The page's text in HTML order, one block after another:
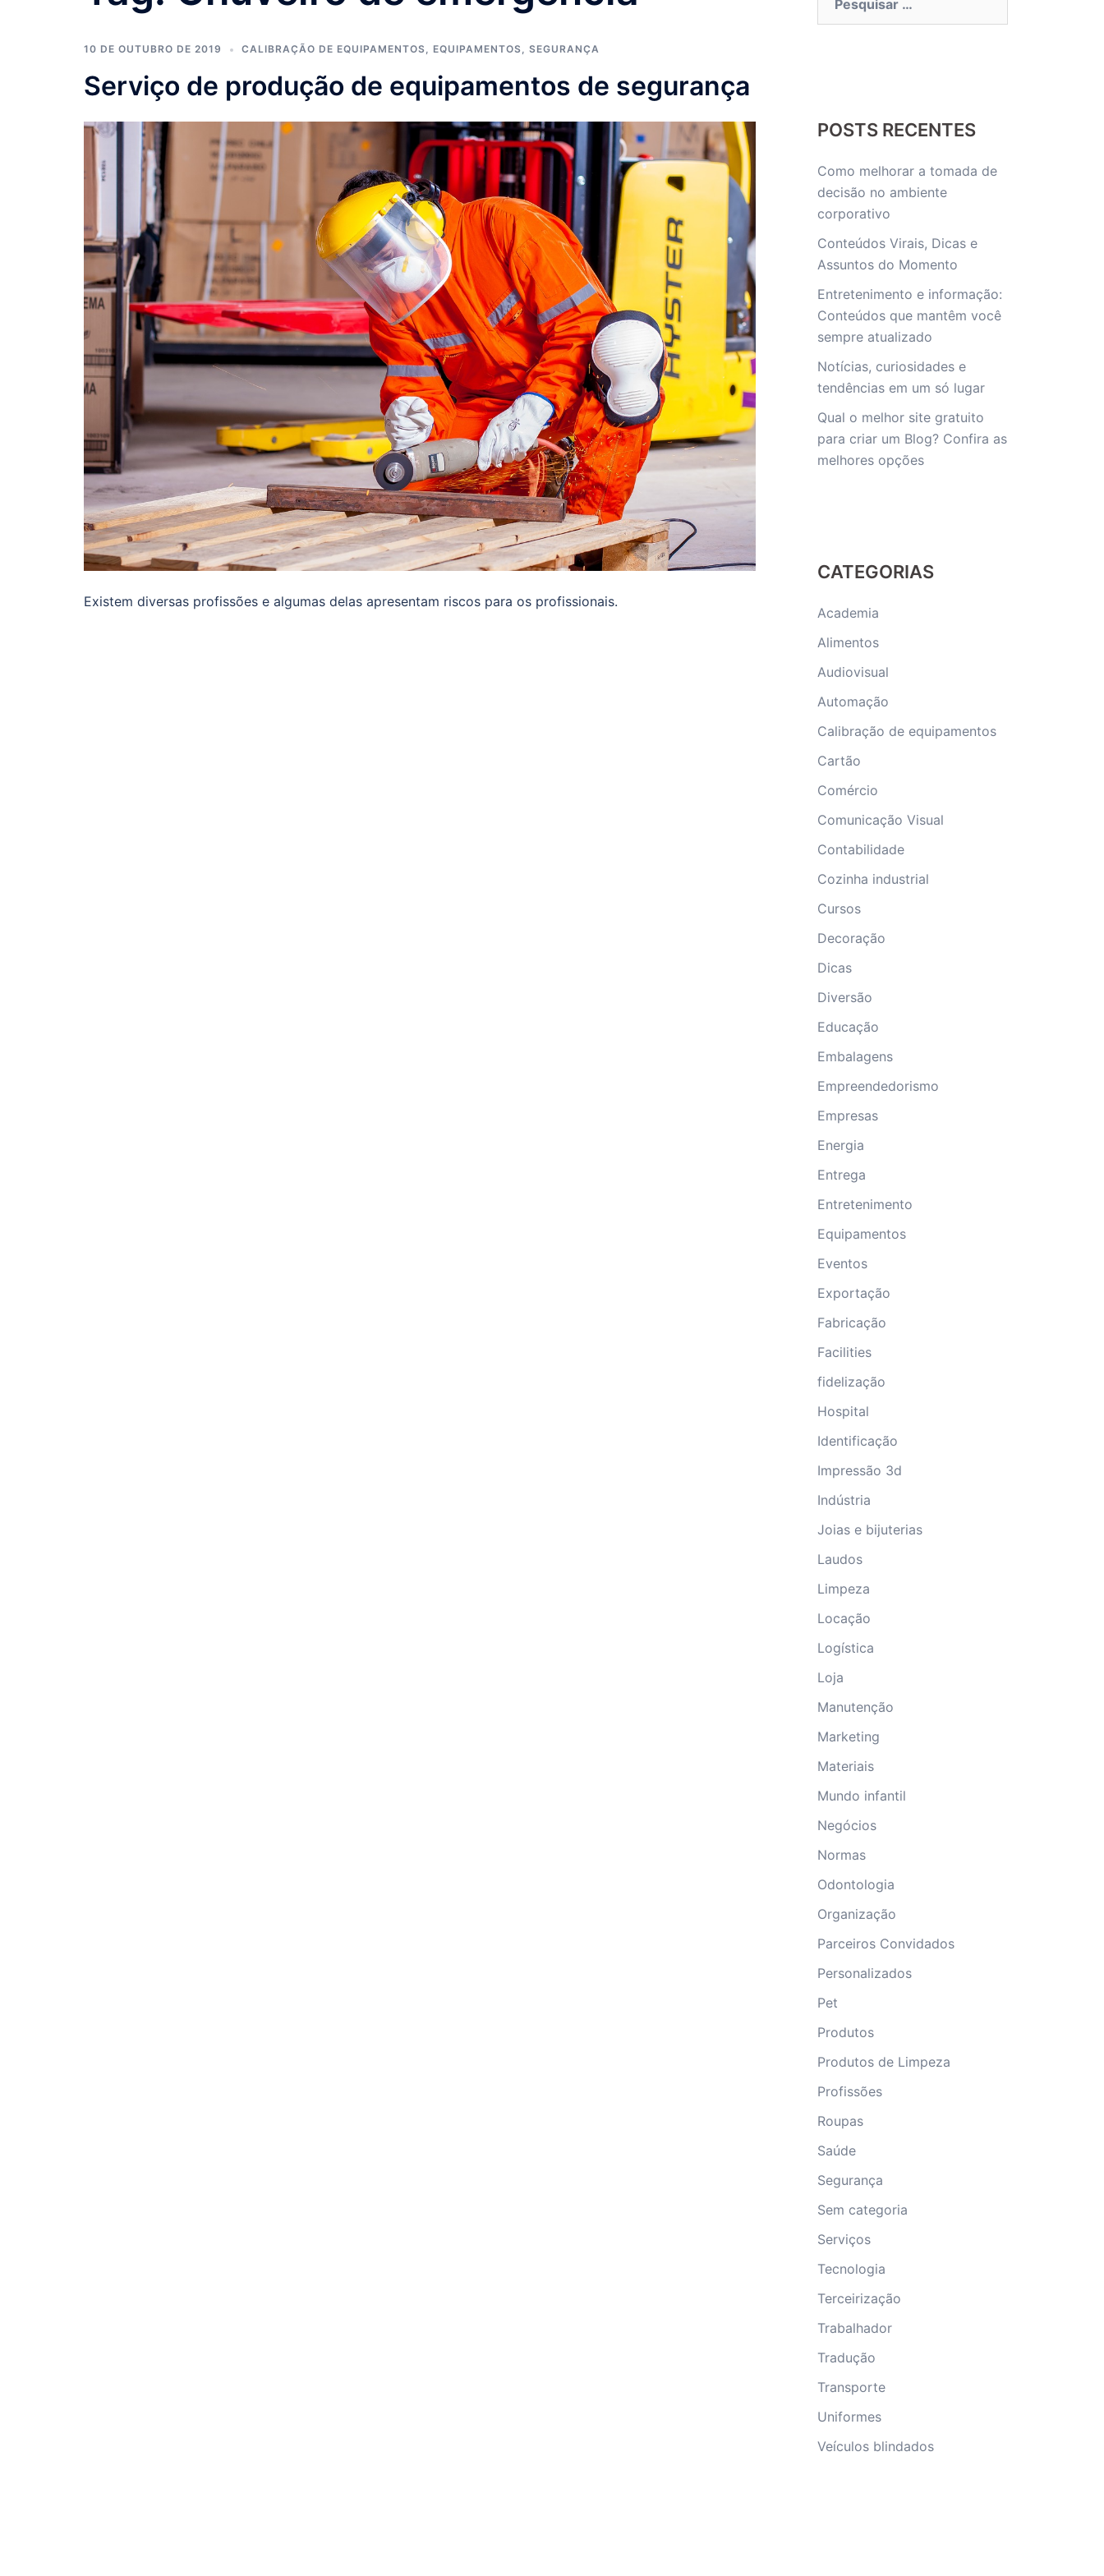
10 DE OUTUBRO DE 2019 CALIBRAÇÃO DE EQUIPAMENTOS, EQUIPAMENTOS, SEGURANÇA
Serviço de produção de equipamentos de segurança
Existem diversas profissões e algumas delas apresentam riscos para os profissionais.
POSTS RECENTES
Como melhorar a tomada de
decisão no ambiente
corporativo
Conteúdos Virais, Dicas e
Assuntos do Momento
Entretenimento e informação:
Conteúdos que mantêm você
sempre atualizado
Notícias, curiosidades e
tendências em um só lugar
Qual o melhor site gratuito
para criar um Blog? Confira as
melhores opções
CATEGORIAS
Academia
Alimentos
Audiovisual
Automação
Calibração de equipamentos
Cartão
Comércio
Comunicação Visual
Contabilidade
Cozinha industrial
Cursos
Decoração
Dicas
Diversão
Educação
Embalagens
Empreendedorismo
Empresas
Energia
Entrega
Entretenimento
Equipamentos
Eventos
Exportação
Fabricação
Facilities
fidelização
Hospital
Identificação
Impressão 3d
Indústria
Joias e bijuterias
Laudos
Limpeza
Locação
Logística
Loja
Manutenção
Marketing
Materiais
Mundo infantil
Negócios
Normas
Odontologia
Organização
Parceiros Convidados
Personalizados
Pet
Produtos
Produtos de Limpeza
Profissões
Roupas
Saúde
Segurança
Sem categoria
Serviços
Tecnologia
Terceirização
Trabalhador
Tradução
Transporte
Uniformes
Veículos blindados